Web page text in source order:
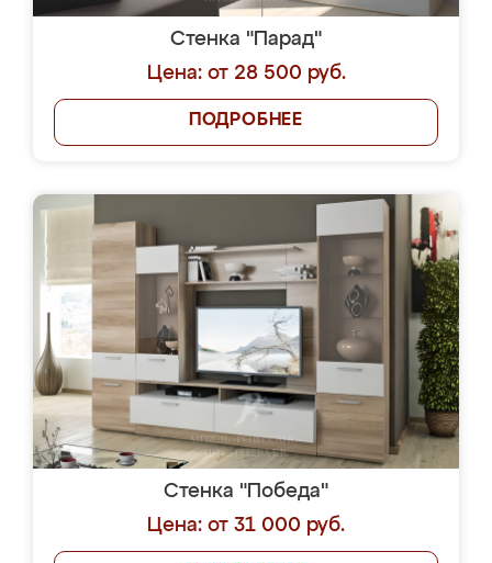
Стенка "Парад"
Цена: от 28 500 руб.
ПОДРОБНЕЕ
Стенка "Победа"
Цена: от 31 000 руб.